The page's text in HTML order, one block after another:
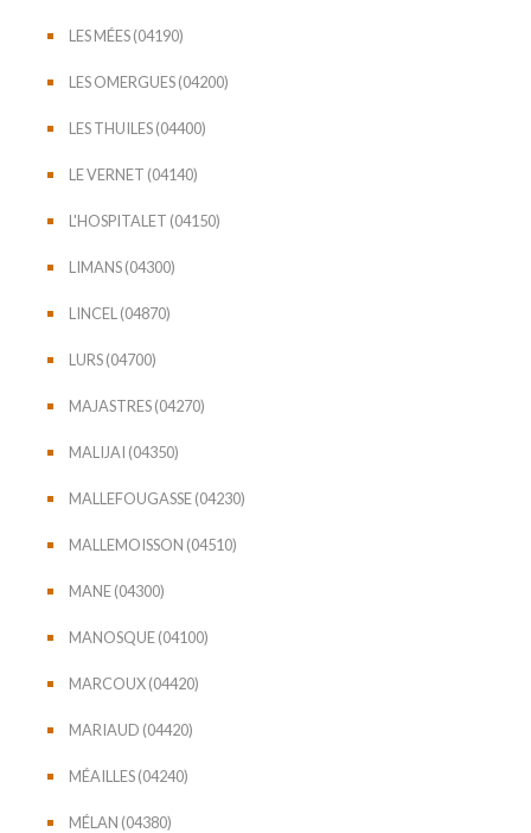
LES MÉES (04190)
LES OMERGUES (04200)
LES THUILES (04400)
LE VERNET (04140)
L'HOSPITALET (04150)
LIMANS (04300)
LINCEL (04870)
LURS (04700)
MAJASTRES (04270)
MALIJAI (04350)
MALLEFOUGASSE (04230)
MALLEMOISSON (04510)
MANE (04300)
MANOSQUE (04100)
MARCOUX (04420)
MARIAUD (04420)
MÉAILLES (04240)
MÉLAN (04380)